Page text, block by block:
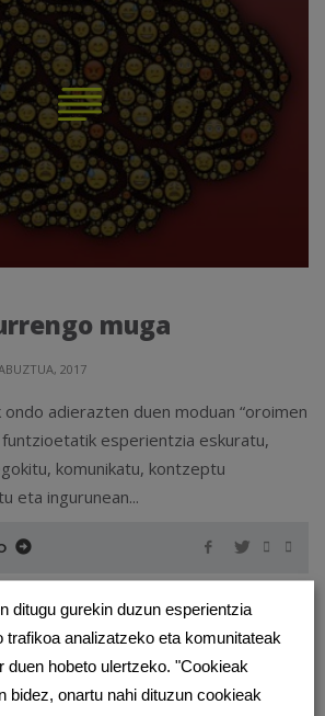
muga
2017
ondo adierazten duen moduan “oroimen
esperientzia eskuratu,
komunikatu, kontzeptu
eta ingurunean...
ditugu gurekin duzun esperientzia
trafikoa analizatzeko eta komunitateak
duen hobeto ulertzeko. "Cookieak
bidez, onartu nahi dituzun cookieak